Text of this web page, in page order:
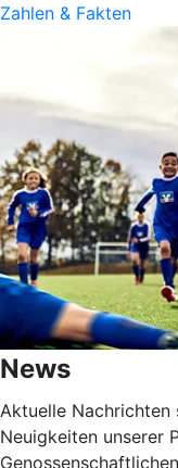
Zahlen & Fakten
News
Aktuelle Nachrichten
Neuigkeiten unserer